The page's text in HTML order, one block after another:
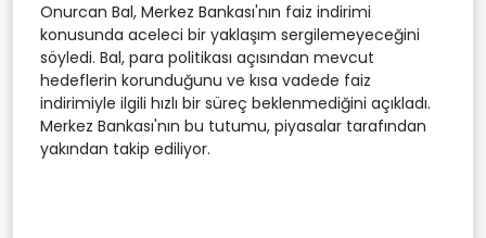
Onurcan Bal, Merkez Bankası'nın faiz indirimi
konusunda aceleci bir yaklaşım sergilemeyeceğini
söyledi. Bal, para politikası açısından mevcut
hedeflerin korunduğunu ve kısa vadede faiz
indirimiyle ilgili hızlı bir süreç beklenmediğini açıkladı.
Merkez Bankası'nın bu tutumu, piyasalar tarafından
yakından takip ediliyor.